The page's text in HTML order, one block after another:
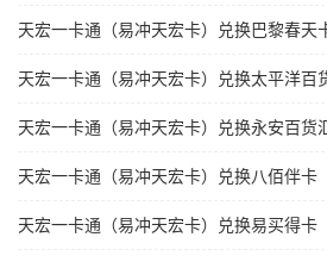
天宏一卡通（易冲天宏卡）兑换巴黎春天
天宏一卡通（易冲天宏卡）兑换太平洋百
天宏一卡通（易冲天宏卡）兑换永安百货
天宏一卡通（易冲天宏卡）兑换八佰伴卡
天宏一卡通（易冲天宏卡）兑换易买得卡